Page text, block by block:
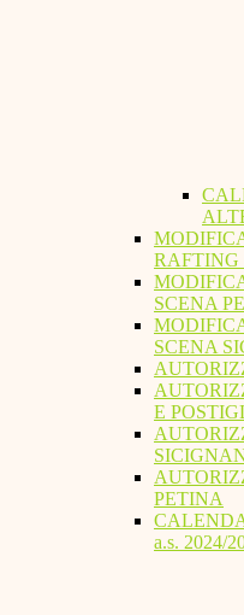
RAFTING
SCENA
SCENA
E
PETINA
a.s. 2024/